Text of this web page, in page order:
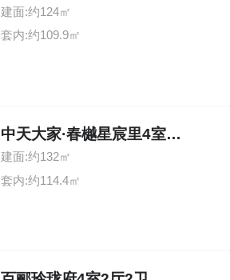
建面:约124㎡
套内:约109.9㎡
中天大家·春樾星宸里4室2厅2卫
建面:约132㎡
套内:约114.4㎡